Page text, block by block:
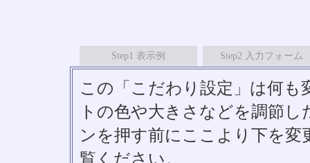
Step1 表示例 Step2 入力フォーム
この「こだわり設定」は何
トの色や大きさなどを調節
ンを押す前にここより下を
覧ください。